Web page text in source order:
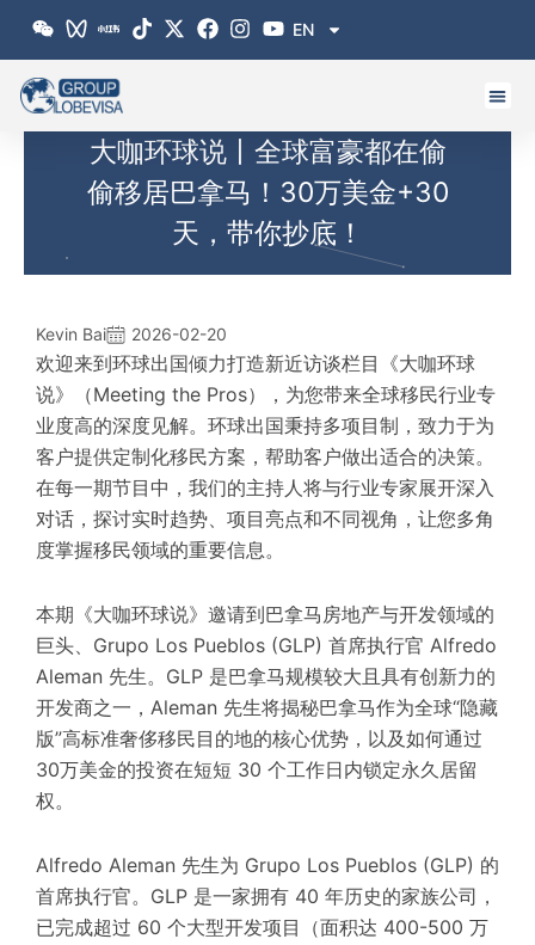
EN
大咖环球说丨全球富豪都在偷
偷移居巴拿马！30万美金+30
天，带你抄底！
Kevin Bai 2026-02-20
欢迎来到环球出国倾力打造新近访谈栏目《大咖环球
说》（Meeting the Pros），为您带来全球移民行业专
业度高的深度见解。环球出国秉持多项目制，致力于为
客户提供定制化移民方案，帮助客户做出适合的决策。
在每一期节目中，我们的主持人将与行业专家展开深入
对话，探讨实时趋势、项目亮点和不同视角，让您多角
度掌握移民领域的重要信息。
本期《大咖环球说》邀请到巴拿马房地产与开发领域的
巨头、Grupo Los Pueblos (GLP) 首席执行官 Alfredo
Aleman 先生。GLP 是巴拿马规模较大 且具有创新力的
开发商之一，Aleman 先生将揭秘巴拿马作为全球“隐藏
版”高标准奢侈移民目的地的核心优势，以及如何通过
30万美金的投资在短短 30 个工作日内锁定永久居留
权。
Alfredo Aleman 先生为 Grupo Los Pueblos (GLP) 的
首席执行官。GLP 是一家拥有 40 年历史的家族公司 ，
已完成超过 60 个大型开发项目（面积达 400-500 万